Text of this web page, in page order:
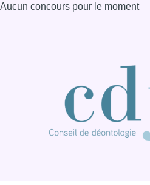
Aucun concours pour le moment